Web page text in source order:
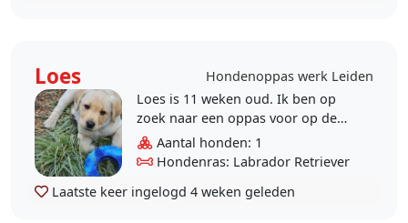
Loes
Hondenoppas werk Leiden
Loes is 11 weken oud. Ik ben op
zoek naar een oppas voor op de
dinsdagochtend en
woensdagochtend van 08.30 -
Aantal honden: 1
Hondenras: Labrador Retriever
Laatste keer ingelogd 4 weken geleden